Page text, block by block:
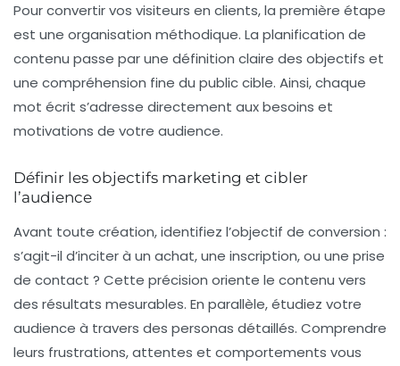
Pour convertir vos visiteurs en clients, la première étape
est une organisation méthodique. La planification de
contenu passe par une définition claire des objectifs et
une compréhension fine du public cible. Ainsi, chaque
mot écrit s’adresse directement aux besoins et
motivations de votre audience.
Définir les objectifs marketing et cibler
l’audience
Avant toute création, identifiez l’objectif de conversion :
s’agit-il d’inciter à un achat, une inscription, ou une prise
de contact ? Cette précision oriente le contenu vers
des résultats mesurables. En parallèle, étudiez votre
audience à travers des personas détaillés. Comprendre
leurs frustrations, attentes et comportements vous